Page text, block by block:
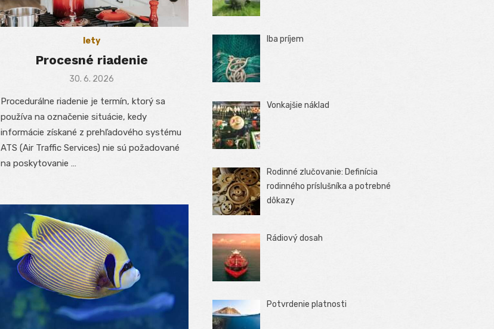
lety
Procesné riadenie
Posted
30. 6. 2026
Procedurálne riadenie je termín, ktorý sa
používa na označenie situácie, kedy
informácie získané z prehľadového systému
ATS (Air Traffic Services) nie sú požadované
na poskytovanie …
Iba príjem
Vonkajšie náklad
Rodinné zlučovanie: Definícia
rodinného príslušníka a potrebné
dôkazy
Rádiový dosah
Potvrdenie platnosti